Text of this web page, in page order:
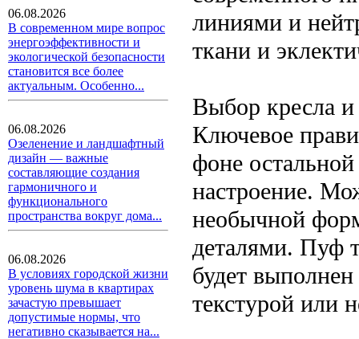
06.08.2026
В современном мире вопрос
энергоэффективности и
экологической безопасности
становится все более
актуальным. Особенно...
06.08.2026
Озеленение и ландшафтный
дизайн — важные
составляющие создания
гармоничного и
функционального
пространства вокруг дома...
06.08.2026
В условиях городской жизни
уровень шума в квартирах
зачастую превышает
допустимые нормы, что
негативно сказывается на...
линиями и
ткани и
Выбор кресла и
Ключевое
фоне остальной
настроение.
необычной
деталями. Пуф
будет
текстурой или